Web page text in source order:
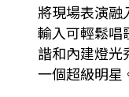
將現場表演融
輸入可輕鬆唱
諧和內建燈光
一個超級明星